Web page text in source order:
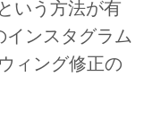
いう方法が有
ンスタグラム
ィング修正の